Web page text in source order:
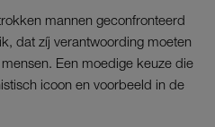
mannen geconfronteerd
dat zíj verantwoording moeten
Een moedige keuze die
icoon en voorbeeld in de